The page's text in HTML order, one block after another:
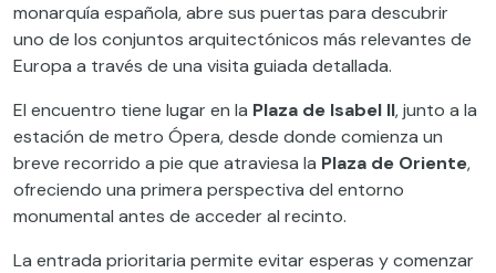
monarquía española, abre sus puertas para descubrir
uno de los conjuntos arquitectónicos más relevantes de
Europa a través de una visita guiada detallada.
El encuentro tiene lugar en la Plaza de Isabel II, junto a la
estación de metro Ópera, desde donde comienza un
breve recorrido a pie que atraviesa la Plaza de Oriente,
ofreciendo una primera perspectiva del entorno
monumental antes de acceder al recinto.
La entrada prioritaria permite evitar esperas y comenzar